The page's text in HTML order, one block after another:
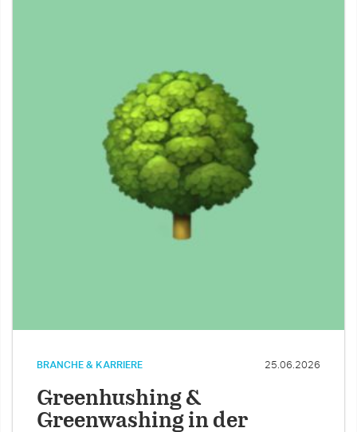
BRANCHE & KARRIERE 25.06.2026
Greenhushing &
Greenwashing in der